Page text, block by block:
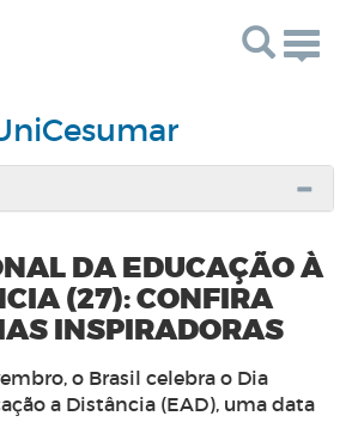
DA EDUCAÇÃO À
(27): CONFIRA
INSPIRADORAS
o Brasil celebra o Dia
a Distância (EAD), uma data